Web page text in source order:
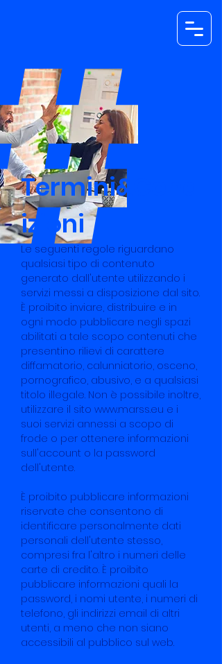
Termini&Cond
izioni
Le seguenti regole riguardano
qualsiasi tipo di contenuto
generato dall'utente utilizzando i
servizi messi a disposizione dal sito.
È proibito inviare, distribuire e in
ogni modo pubblicare negli spazi
abilitati a tale scopo contenuti che
presentino rilievi di carattere
diffamatorio, calunniatorio, osceno,
pornografico, abusivo, e a qualsiasi
titolo illegale. Non è possibile inoltre,
utilizzare il sito www.marss.eu e i
suoi servizi annessi a scopo di
frode o per ottenere informazioni
sull'account o la password
dell'utente.
È proibito pubblicare informazioni
riservate che consentono di
identificare personalmente dati
personali dell'utente stesso,
compresi fra l'altro i numeri delle
carte di credito. È proibito
pubblicare informazioni quali la
password, i nomi utente, i numeri di
telefono, gli indirizzi email di altri
utenti, a meno che non siano
accessibili al pubblico sul web.